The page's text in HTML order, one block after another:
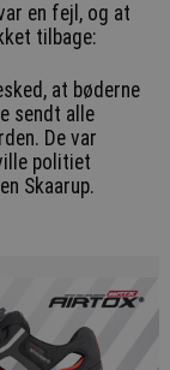
en fejl, og at
tilbage:
at bøderne
sendt alle
De var
politiet
Skaarup.